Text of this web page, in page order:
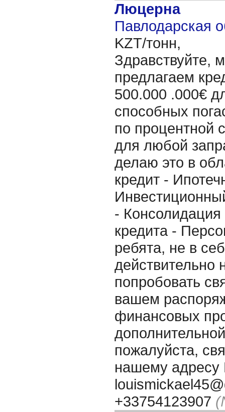
Люцерна
Павлодарская
KZT/тонн,
Здравствуйте,
предлагаем
500.000 .000€
способных
по процентной
для любой
делаю это в
кредит -
-
кредита -
ребята, не в
действительно
попробовать
вашем
финансовых
пожалуйста,
нашему адресу
+33754123907